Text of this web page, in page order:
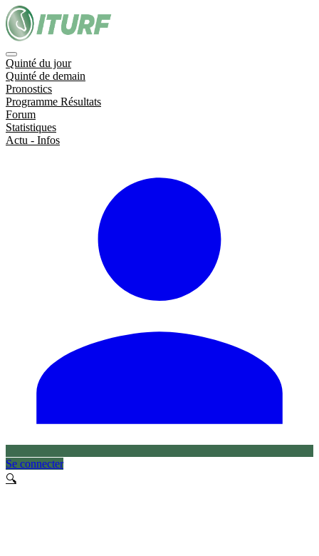
Quinté du jour
Quinté de demain
Pronostics
Programme Résultats
Forum
Statistiques
Actu - Infos
Se connecter
🔍